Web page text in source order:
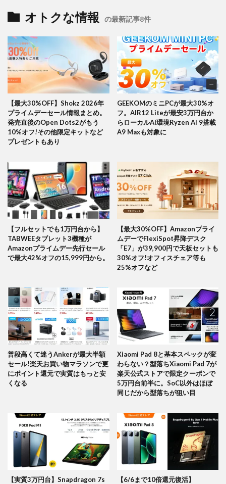
オトクな情報 の最新記事8件
【最大30%OFF】Shokz 2026年
プライムデーセール情報まとめ。
発売直後のOpen Dots2がもう
10%オフ!その他限定キットなど
プレゼントもあり
GEEKOMのミニPCが最大30%オ
フ。AIR12 Liteが最安3万円台か
らローカルAI環境Ryzen AI 9搭載
A9 Maxも対象に
【フルセットでも1万円台から】
TABWEEタブレット3機種が
Amazonプライムデー先行セール
で最大42%オフの15,999円から。
【最大30%OFF】Amazonプライ
ムデーでFlexiSpot昇降デスク
「E7」が39,900円で天板セットも
30%オフ!オフィスチェア等も
25%オフなど
普段高くて迷うAnkerが最大半額
セール!楽天お買い物マラソンで更
にポイント還元で実質はもっと安
くなる
Xiaomi Pad 8と基本スペックが変
わらない？型落ちXiaomi Pad 7が
楽天公式ストアで限定クーポンで
5万円台前半に。SoC以外はほぼ
同じだから型落ちが狙い目
【実質3万円台】Snapdragon 7s 【6/6まで10倍還元復活】